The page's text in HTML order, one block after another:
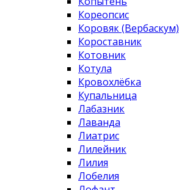
Кореопсис
Коровяк (Вербаскум)
Короставник
Котовник
Котула
Кровохлёбка
Купальница
Лабазник
Лаванда
Лиатрис
Лилейник
Лилия
Лобелия